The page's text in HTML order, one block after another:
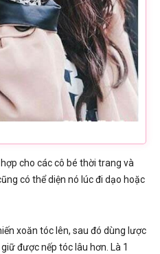
cho các cô bé thời trang và
có thể diện nó lúc đi dạo hoặc
xoăn tóc lên, sau đó dùng lược
được nếp tóc lâu hơn. Là 1